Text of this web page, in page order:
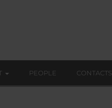
PEOPLE CONTACTS